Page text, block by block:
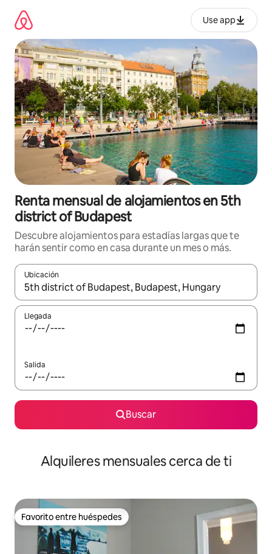
contenido
Use app
Renta mensual de alojamientos en 5th
district of Budapest
Descubre alojamientos para estadías largas que te
harán sentir como en casa durante un mes o más.
Ubicación
Cuando los resultados estén disponibles, navega con las
Llegada
Salida
Buscar
Alquileres mensuales cerca de ti
Favorito entre huéspedes
Favorito entre huéspedes